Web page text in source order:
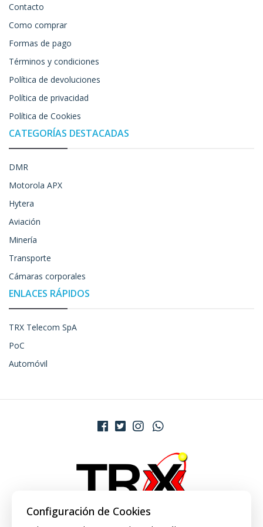
Contacto
Como comprar
Formas de pago
Términos y condiciones
Política de devoluciones
Política de privacidad
Política de Cookies
CATEGORÍAS DESTACADAS
DMR
Motorola APX
Hytera
Aviación
Minería
Transporte
Cámaras corporales
ENLACES RÁPIDOS
TRX Telecom SpA
PoC
Automóvil
Configuración de Cookies